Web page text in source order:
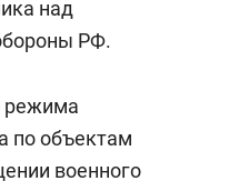
над
РФ.
режима
по объектам
военного
и вагон с чак-чаком:
в Менделеевске